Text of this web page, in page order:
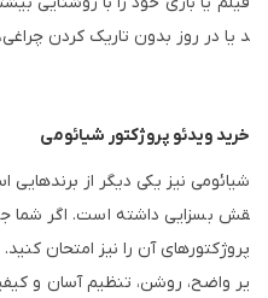
د یا در روز بدون تاریک کردن
خرید ویدئو پروژکتور شیائومی
شیائومی نیز یکی دیگر از
قش بسزایی داشته است. اگر شما
پروژکتور‌های آن را نیز امتحان
یر واضح، روشن، تنظیم آسان و